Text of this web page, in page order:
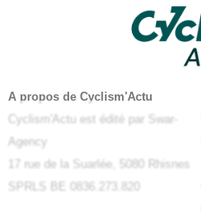
A propos de Cyclism'Actu
Cyclism'Actu est édité par Swar-
Agency
17 rue de la Suarlée, 5080 Rhisnes
SPRLS BE 0836.273.820